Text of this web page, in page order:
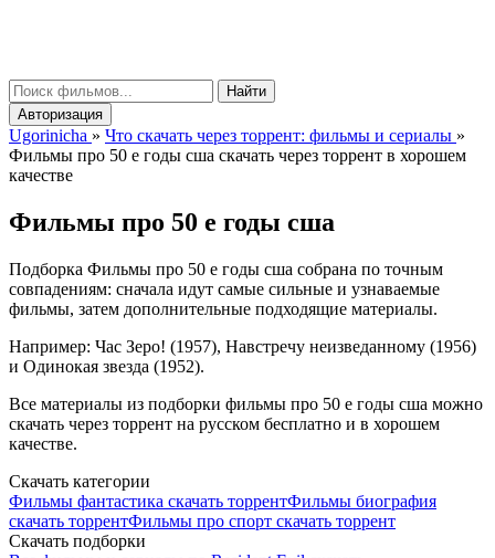
Найти
Авторизация
Ugorinicha » Что скачать через торрент: фильмы и сериалы »
Фильмы про 50 е годы сша скачать через торрент в хорошем
качестве
Фильмы про 50 е годы сша
Подборка Фильмы про 50 е годы сша собрана по точным
совпадениям: сначала идут самые сильные и узнаваемые
фильмы, затем дополнительные подходящие материалы.
Например: Час Зеро! (1957), Навстречу неизведанному (1956)
и Одинокая звезда (1952).
Все материалы из подборки фильмы про 50 е годы сша можно
скачать через торрент на русском бесплатно и в хорошем
качестве.
Скачать категории
Фильмы фантастика скачать торрентФильмы биография
скачать торрентФильмы про спорт скачать торрент
Скачать подборки